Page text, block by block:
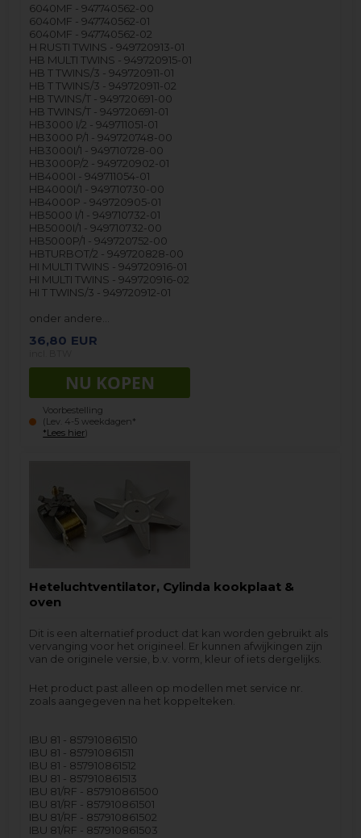
6040MF - 947740562-00
6040MF - 947740562-01
6040MF - 947740562-02
H RUSTI TWINS - 949720913-01
HB MULTI TWINS - 949720915-01
HB T TWINS/3 - 949720911-01
HB T TWINS/3 - 949720911-02
HB TWINS/T - 949720691-00
HB TWINS/T - 949720691-01
HB3000 I/2 - 949711051-01
HB3000 P/1 - 949720748-00
HB3000I/1 - 949710728-00
HB3000P/2 - 949720902-01
HB4000I - 949711054-01
HB4000I/1 - 949710730-00
HB4000P - 949720905-01
HB5000 I/1 - 949710732-01
HB5000I/1 - 949710732-00
HB5000P/1 - 949720752-00
HBTURBOT/2 - 949720828-00
HI MULTI TWINS - 949720916-01
HI MULTI TWINS - 949720916-02
HI T TWINS/3 - 949720912-01
onder andere…
36,80 EUR
Voorbestelling
(Lev. 4-5 weekdagen*
*Lees hier)
Heteluchtventilator, Cylinda kookplaat &
oven
Dit is een alternatief product dat kan worden gebruikt als
vervanging voor het origineel. Er kunnen afwijkingen zijn
van de originele versie, b.v. vorm, kleur of iets dergelijks.
Het product past alleen op modellen met service nr.
zoals aangegeven na het koppelteken.
IBU 81 - 857910861510
IBU 81 - 857910861511
IBU 81 - 857910861512
IBU 81 - 857910861513
IBU 81/RF - 857910861500
IBU 81/RF - 857910861501
IBU 81/RF - 857910861502
IBU 81/RF - 857910861503